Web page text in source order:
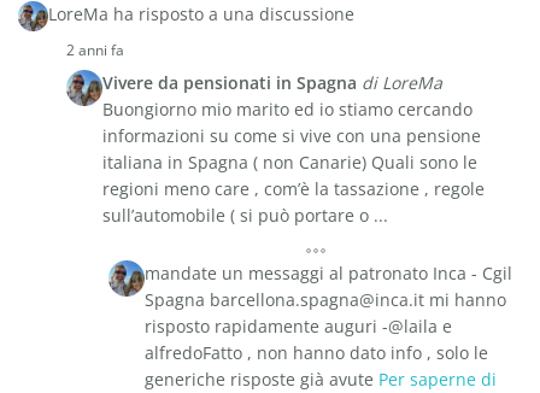
LoreMa ha risposto a una discussione
2 anni fa
Vivere da pensionati in Spagna di LoreMa
Buongiorno mio marito ed io stiamo cercando
informazioni su come si vive con una pensione
italiana in Spagna ( non Canarie) Quali sono le
regioni meno care , com’è la tassazione , regole
sull’automobile ( si può portare o ...
mandate un messaggi al patronato Inca - Cgil
Spagna barcellona.spagna@inca.it mi hanno
risposto rapidamente auguri -@laila e
alfredoFatto , non hanno dato info , solo le
generiche risposte già avute Per saperne di